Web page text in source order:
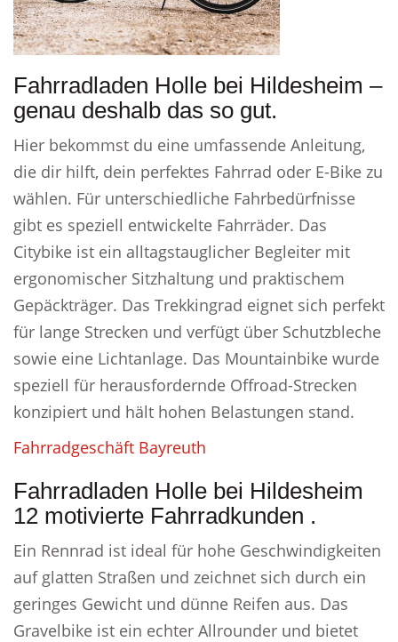
Fahrradladen Holle bei Hildesheim –
genau deshalb das so gut.
Hier bekommst du eine umfassende Anleitung,
die dir hilft, dein perfektes Fahrrad oder E-Bike zu
wählen. Für unterschiedliche Fahrbedürfnisse
gibt es speziell entwickelte Fahrräder. Das
Citybike ist ein alltagstauglicher Begleiter mit
ergonomischer Sitzhaltung und praktischem
Gepäckträger. Das Trekkingrad eignet sich perfekt
für lange Strecken und verfügt über Schutzbleche
sowie eine Lichtanlage. Das Mountainbike wurde
speziell für herausfordernde Offroad-Strecken
konzipiert und hält hohen Belastungen stand.
Fahrradgeschäft Bayreuth
Fahrradladen Holle bei Hildesheim
12 motivierte Fahrradkunden .
Ein Rennrad ist ideal für hohe Geschwindigkeiten
auf glatten Straßen und zeichnet sich durch ein
geringes Gewicht und dünne Reifen aus. Das
Gravelbike ist ein echter Allrounder und bietet